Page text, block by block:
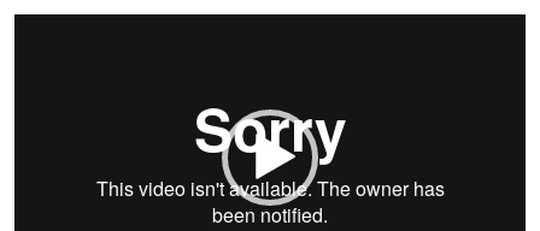
Lecteur